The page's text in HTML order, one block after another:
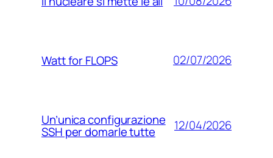
Watt for FLOPS 02/07/2026
Un’unica configurazione
SSH per domarle tutte 12/04/2026